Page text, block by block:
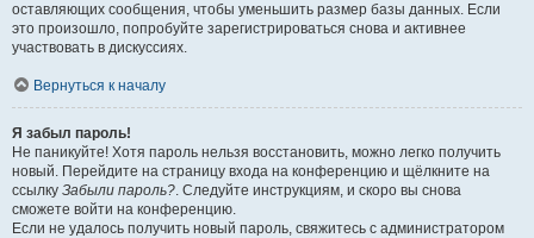
оставляющих сообщения, чтобы уменьшить размер базы данных. Если
это произошло, попробуйте зарегистрироваться снова и активнее
участвовать в дискуссиях.
Вернуться к началу
Я забыл пароль!
Не паникуйте! Хотя пароль нельзя восстановить, можно легко получить
новый. Перейдите на страницу входа на конференцию и щёлкните на
ссылку Забыли пароль?. Следуйте инструкциям, и скоро вы снова
сможете войти на конференцию.
Если не удалось получить новый пароль, свяжитесь с администратором